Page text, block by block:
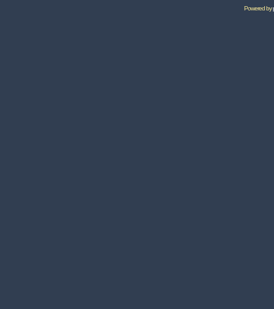
Powered by